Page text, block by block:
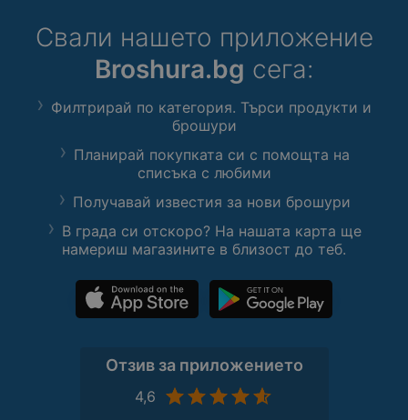
Свали нашето приложение
Broshura.bg сега:
Филтрирай по категория. Търси продукти и
брошури
Планирай покупката си с помощта на
списъка с любими
Получавай известия за нови брошури
В града си отскоро? На нашата карта ще
намериш магазините в близост до теб.
Отзив за приложението
4,6